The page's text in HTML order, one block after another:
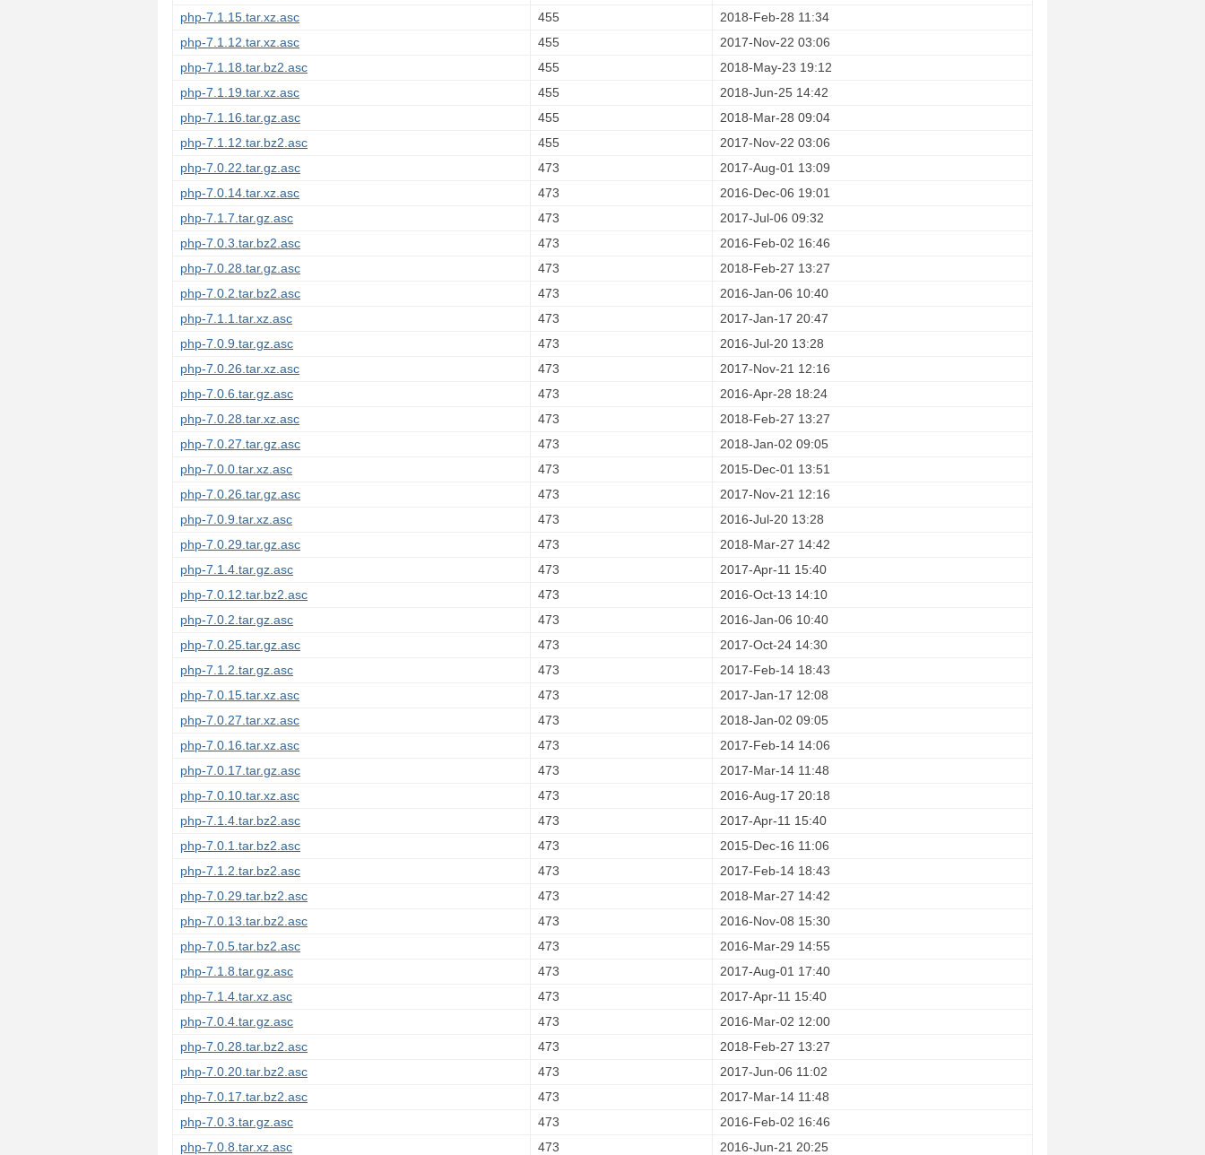
php-7.1.15.tar.xz.asc
455
2018-Feb-28 11:34
php-7.1.12.tar.xz.asc
455
2017-Nov-22 03:06
php-7.1.18.tar.bz2.asc
455
2018-May-23 19:12
php-7.1.19.tar.xz.asc
455
2018-Jun-25 14:42
php-7.1.16.tar.gz.asc
455
2018-Mar-28 09:04
php-7.1.12.tar.bz2.asc
455
2017-Nov-22 03:06
php-7.0.22.tar.gz.asc
473
2017-Aug-01 13:09
php-7.0.14.tar.xz.asc
473
2016-Dec-06 19:01
php-7.1.7.tar.gz.asc
473
2017-Jul-06 09:32
php-7.0.3.tar.bz2.asc
473
2016-Feb-02 16:46
php-7.0.28.tar.gz.asc
473
2018-Feb-27 13:27
php-7.0.2.tar.bz2.asc
473
2016-Jan-06 10:40
php-7.1.1.tar.xz.asc
473
2017-Jan-17 20:47
php-7.0.9.tar.gz.asc
473
2016-Jul-20 13:28
php-7.0.26.tar.xz.asc
473
2017-Nov-21 12:16
php-7.0.6.tar.gz.asc
473
2016-Apr-28 18:24
php-7.0.28.tar.xz.asc
473
2018-Feb-27 13:27
php-7.0.27.tar.gz.asc
473
2018-Jan-02 09:05
php-7.0.0.tar.xz.asc
473
2015-Dec-01 13:51
php-7.0.26.tar.gz.asc
473
2017-Nov-21 12:16
php-7.0.9.tar.xz.asc
473
2016-Jul-20 13:28
php-7.0.29.tar.gz.asc
473
2018-Mar-27 14:42
php-7.1.4.tar.gz.asc
473
2017-Apr-11 15:40
php-7.0.12.tar.bz2.asc
473
2016-Oct-13 14:10
php-7.0.2.tar.gz.asc
473
2016-Jan-06 10:40
php-7.0.25.tar.gz.asc
473
2017-Oct-24 14:30
php-7.1.2.tar.gz.asc
473
2017-Feb-14 18:43
php-7.0.15.tar.xz.asc
473
2017-Jan-17 12:08
php-7.0.27.tar.xz.asc
473
2018-Jan-02 09:05
php-7.0.16.tar.xz.asc
473
2017-Feb-14 14:06
php-7.0.17.tar.gz.asc
473
2017-Mar-14 11:48
php-7.0.10.tar.xz.asc
473
2016-Aug-17 20:18
php-7.1.4.tar.bz2.asc
473
2017-Apr-11 15:40
php-7.0.1.tar.bz2.asc
473
2015-Dec-16 11:06
php-7.1.2.tar.bz2.asc
473
2017-Feb-14 18:43
php-7.0.29.tar.bz2.asc
473
2018-Mar-27 14:42
php-7.0.13.tar.bz2.asc
473
2016-Nov-08 15:30
php-7.0.5.tar.bz2.asc
473
2016-Mar-29 14:55
php-7.1.8.tar.gz.asc
473
2017-Aug-01 17:40
php-7.1.4.tar.xz.asc
473
2017-Apr-11 15:40
php-7.0.4.tar.gz.asc
473
2016-Mar-02 12:00
php-7.0.28.tar.bz2.asc
473
2018-Feb-27 13:27
php-7.0.20.tar.bz2.asc
473
2017-Jun-06 11:02
php-7.0.17.tar.bz2.asc
473
2017-Mar-14 11:48
php-7.0.3.tar.gz.asc
473
2016-Feb-02 16:46
php-7.0.8.tar.xz.asc
473
2016-Jun-21 20:25